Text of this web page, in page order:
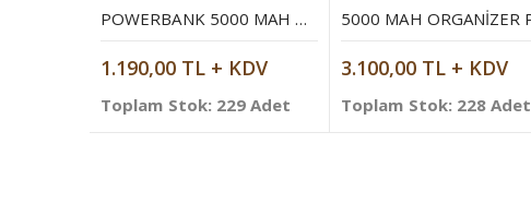
POWERBANK 5000 MAH MOBIL ŞARJ CIHAZI
1.190,00 TL + KDV
Toplam Stok: 229 Adet
3.100,00 TL + KDV
Toplam Stok: 228 Adet